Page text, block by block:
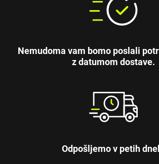
Nemudoma vam bomo poslali
z datumom dostave.
Odpošljemo v petih